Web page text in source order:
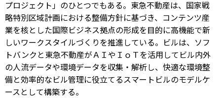
プロジェクト」のひとつでもある。東急不動産は、国家戦
略特別区域計画における整備方針に基づき、コンテンツ産
業を核とした国際ビジネス拠点の形成を目的に高機能で新
しいワークスタイルづくりを推進している。ビルは、ソフ
トバンクと東急不動産がＡＩやＩｏＴを活用してビル内外
の人流データや環境データを収集・解析し、快適な環境整
備と効率的なビル管理に役立てるスマートビルのモデルケ
ースとして構築する。